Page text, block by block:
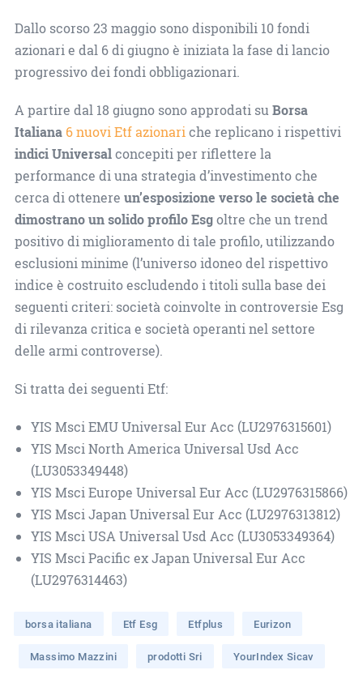
Dallo scorso 23 maggio sono disponibili 10 fondi
azionari e dal 6 di giugno è iniziata la fase di lancio
progressivo dei fondi obbligazionari.
A partire dal 18 giugno sono approdati suBorsa
Italiana 6 nuovi Etf azionariche replicano i rispettivi
indici Universalconcepiti per riflettere la
performance di una strategia d’investimento che
cerca di ottenere un’esposizione verso le società che
dimostrano un solido profilo Esgoltre che un trend
positivo di miglioramento di tale profilo, utilizzando
esclusioni minime (l’universo idoneo del rispettivo
indice è costruito escludendo i titoli sulla base dei
seguenti criteri: società coinvolte in controversie Esg
di rilevanza critica e società operanti nel settore
delle armi controverse).
Si tratta dei seguenti Etf:
YIS Msci EMU Universal Eur Acc (LU2976315601)
YIS Msci North America Universal Usd Acc
(LU3053349448)
YIS Msci Europe Universal Eur Acc (LU2976315866)
YIS Msci Japan Universal Eur Acc (LU2976313812)
YIS Msci USA Universal Usd Acc (LU3053349364)
YIS Msci Pacific ex Japan Universal Eur Acc
(LU2976314463)
borsa italiana Etf Esg Etfplus Eurizon
Massimo Mazzini prodotti Sri YourIndex Sicav